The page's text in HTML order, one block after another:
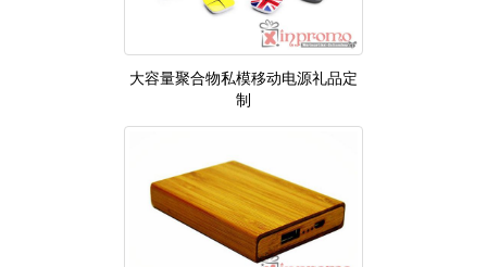
大容量聚合物私模移动电源礼品定
制